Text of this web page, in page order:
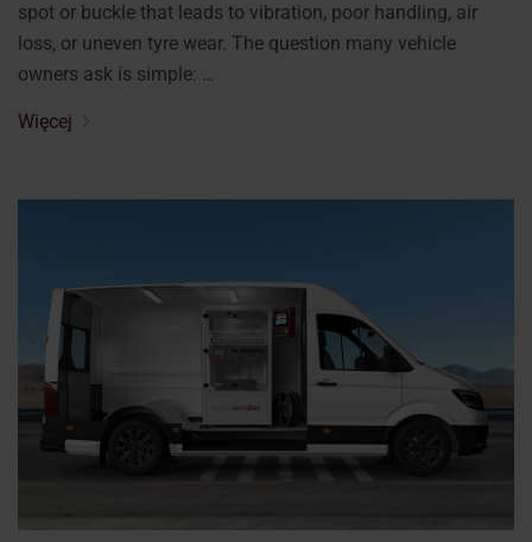
spot or buckle that leads to vibration, poor handling, air
loss, or uneven tyre wear. The question many vehicle
owners ask is simple: …
Więcej